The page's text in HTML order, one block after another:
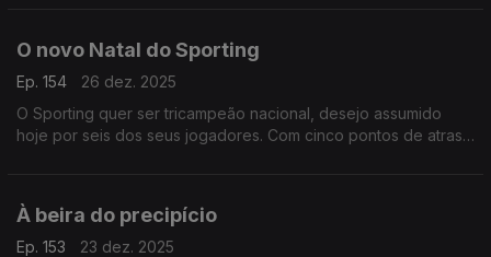
O novo Natal do Sporting
Ep. 154
26 dez. 2025
O Sporting quer ser tricampeão nacional, desejo assumido
hoje por seis dos seus jogadores. Com cinco pontos de atraso
À beira do precipício
Ep. 153
23 dez. 2025